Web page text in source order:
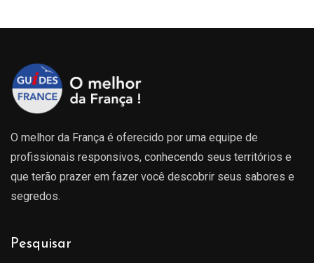
O melhor da França é oferecido por uma equipe de
profissionais responsivos, conhecendo seus territórios e
que terão prazer em fazer você descobrir seus sabores e
segredos.
Pesquisar